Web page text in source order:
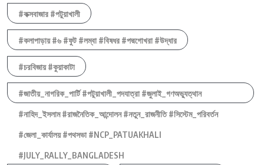
#কক্সবাজার #পটুয়াখালী
#কলাপাড়ায় #৬ #ফুট #লম্বা #বিষধর #পদ্মগোখরা #উদ্ধার
#চরবিজায় #কুয়াকাটা
#জাতীয়_নাগরিক_পার্টি #পটুয়াখালী_পদযাত্রা #জুলাই_গণঅভ্যুত্থান
#নাহিদ_ইসলাম #রাজনৈতিক_আন্দোলন #নতুন_রাজনীতি #সিস্টেম_পরিবর্তন
#জেলা_কার্যালয় #পথসভা #NCP_PATUAKHALI
#JULY_RALLY_BANGLADESH